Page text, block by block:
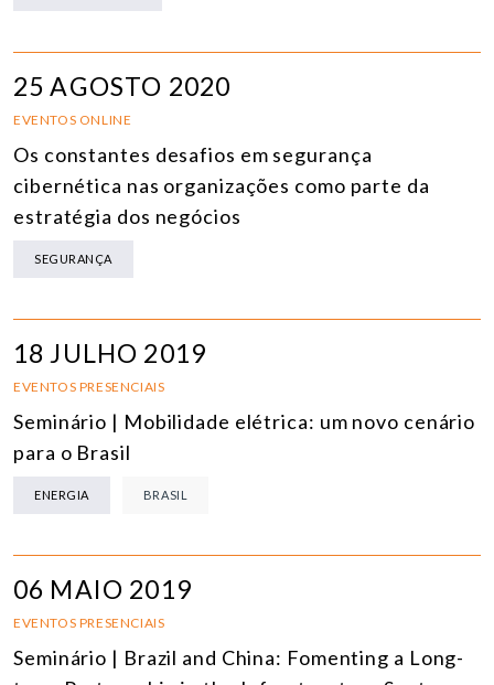
25 AGOSTO 2020
EVENTOS ONLINE
Os constantes desafios em segurança
cibernética nas organizações como parte da
estratégia dos negócios
SEGURANÇA
18 JULHO 2019
EVENTOS PRESENCIAIS
Seminário | Mobilidade elétrica: um novo cenário
para o Brasil
ENERGIA BRASIL
06 MAIO 2019
EVENTOS PRESENCIAIS
Seminário | Brazil and China: Fomenting a Long-